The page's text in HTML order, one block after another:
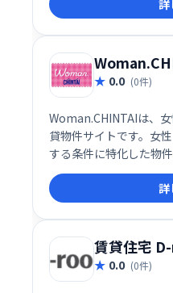
ったりの住まいが見つ詳
0.0 (0件)
Woman.CHINTAIは、
貸物件サイトです。女
する条件に特化した物
目線の情報とサービス
見つかります。
詳
賃貸住宅
0.0 (0件)